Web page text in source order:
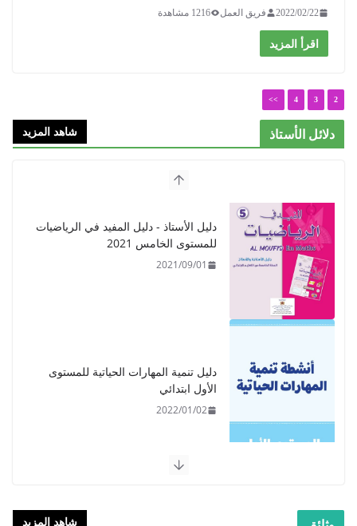
2022/02/22 فريق العمل 1216 مشاهدة
اقرأ المزيد
2
3
4
>>
دلائل الأستاذ شاهد المزيد
دليل تنمية المهارات الحياتية للمستوى
الأول ابتدائي
​دليل المفيد في اللغة العربية للمستوى
الرابع - 2021
شاهد المزيد